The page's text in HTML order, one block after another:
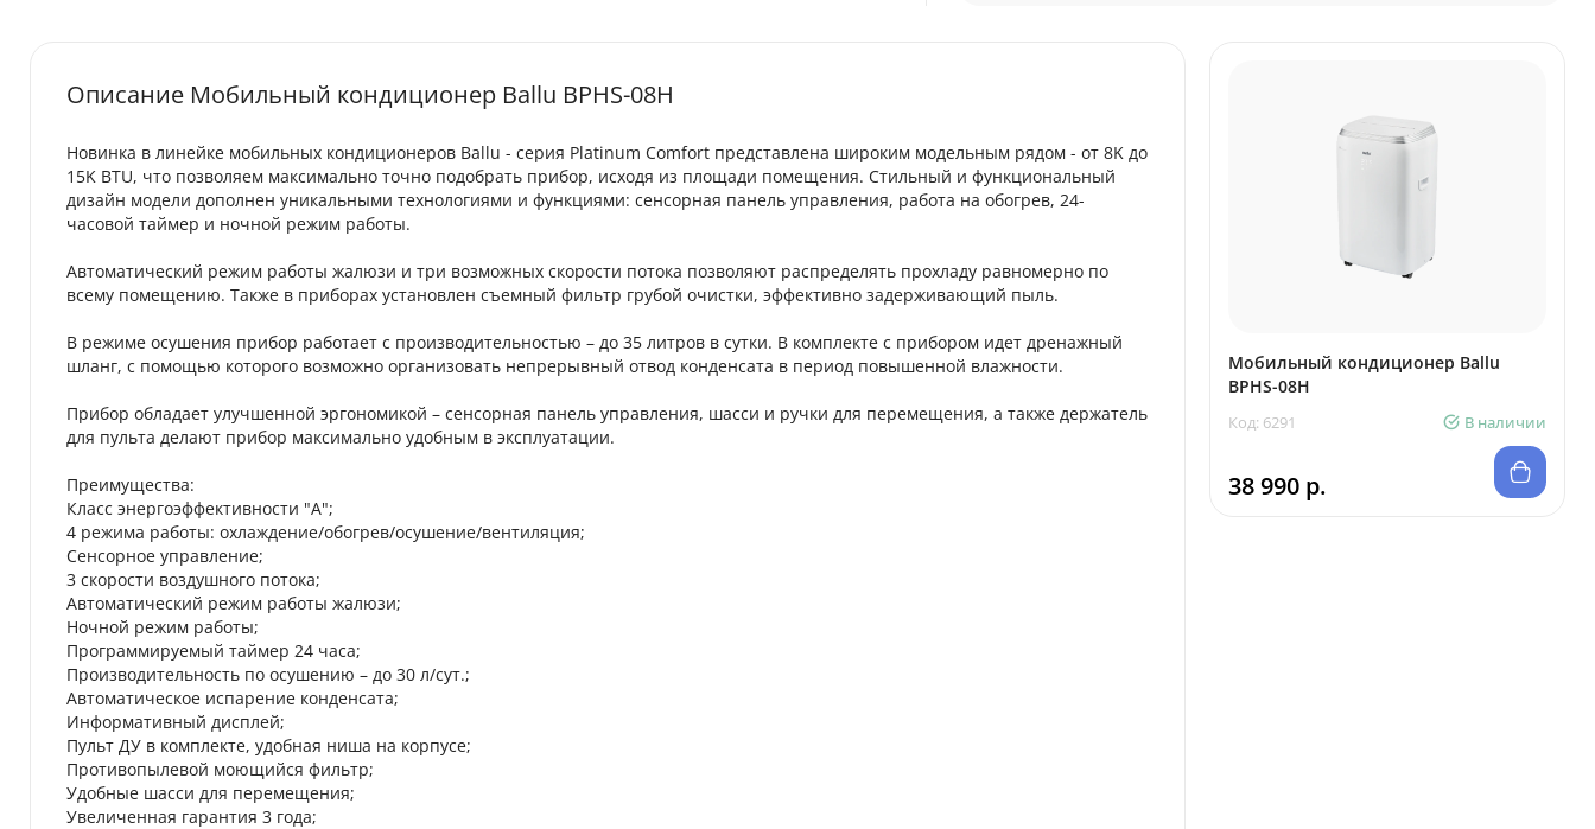
Описание Мобильный кондиционер Ballu BPHS-08H
Новинка в линейке мобильных кондиционеров Ballu - серия Platinum Comfort представлена широким модельным рядом - от 8K до
15K BTU, что позволяем максимально точно подобрать прибор, исходя из площади помещения. Стильный и функциональный
дизайн модели дополнен уникальными технологиями и функциями: сенсорная панель управления, работа на обогрев, 24-
часовой таймер и ночной режим работы.
Автоматический режим работы жалюзи и три возможных скорости потока позволяют распределять прохладу равномерно по
всему помещению. Также в приборах установлен съемный фильтр грубой очистки, эффективно задерживающий пыль.
В режиме осушения прибор работает с производительностью – до 35 литров в сутки. В комплекте с прибором идет дренажный
шланг, с помощью которого возможно организовать непрерывный отвод конденсата в период повышенной влажности.
Прибор обладает улучшенной эргономикой – сенсорная панель управления, шасси и ручки для перемещения, а также держатель
для пульта делают прибор максимально удобным в эксплуатации.
Преимущества:
Класс энергоэффективности "А";
4 режима работы: охлаждение/обогрев/осушение/вентиляция;
Сенсорное управление;
3 скорости воздушного потока;
Автоматический режим работы жалюзи;
Ночной режим работы;
Программируемый таймер 24 часа;
Производительность по осушению – до 30 л/сут.;
Автоматическое испарение конденсата;
Информативный дисплей;
Пульт ДУ в комплекте, удобная ниша на корпусе;
Противопылевой моющийся фильтр;
Удобные шасси для перемещения;
Увеличенная гарантия 3 года;
Мобильный кондиционер Ballu
BPHS-08H
Код: 6291 В наличии
38 990 р.